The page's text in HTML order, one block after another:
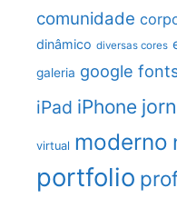
comunidade
dinâmico diversas cores
galeria google
iPad iPhone
virtual moderno
portfolio